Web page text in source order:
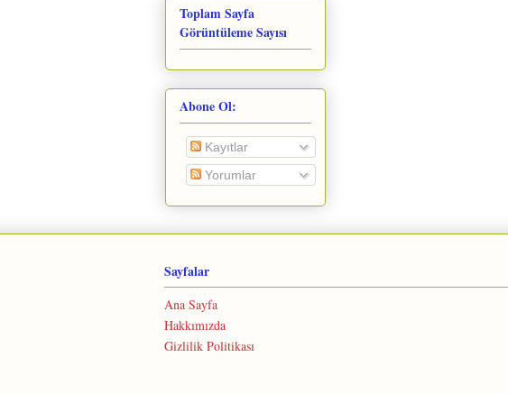
Toplam Sayfa
Görüntüleme Sayısı
Abone Ol:
Kayıtlar
Yorumlar
Sayfalar
Ana Sayfa
Hakkımızda
Gizlilik Politikası